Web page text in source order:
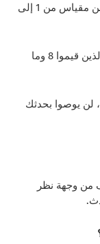
للحاضرين بتسجيل تجربة الحدث التي تتراوح من مقياس من 1 إلى
: من المرجح أن يوصيك الحاضرون الذين قيموا 8 وما
5 وما دون ، لن يوصوا بحدثك
من وجهة نظر